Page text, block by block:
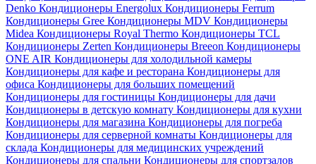
Denko Кондиционеры Energolux Кондиционеры Ferrum
Кондиционеры Gree Кондиционеры MDV Кондиционеры
Midea Кондиционеры Royal Thermo Кондиционеры TCL
Кондиционеры Zerten Кондиционеры Breeon Кондиционеры
ONE AIR Кондиционеры для холодильной камеры
Кондиционеры для кафе и ресторана Кондиционеры для
офиса Кондиционеры для больших помещений
Кондиционеры для гостиницы Кондиционеры для дачи
Кондиционеры в детскую комнату Кондиционеры для кухни
Кондиционеры для магазина Кондиционеры для погреба
Кондиционеры для серверной комнаты Кондиционеры для
склада Кондиционеры для медицинских учреждений
Кондиционеры для спальни Кондиционеры для спортзалов